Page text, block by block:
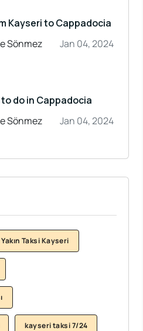
Kayseri to Cappadocia
Sönmez
Jan 04, 2024
do in Cappadocia
Sönmez
Jan 04, 2024
Taksi Kayseri
kayseri taksi 7/24